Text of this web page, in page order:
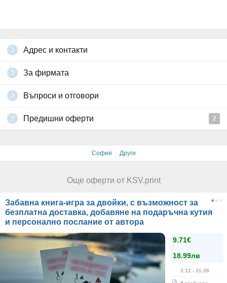
Адрес и контакти
За фирмата
Въпроси и отговори
Предишни оферти 2
София · Други
Още оферти от KSV.print
Забавна книга-игра за двойки, с възможност за
безплатна доставка, добавяне на подаръчна кутия
и персонално послание от автора
9.71€
18.99лв
3.12 - 31.08